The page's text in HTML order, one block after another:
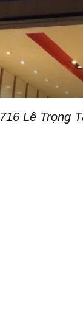
716 Lê Trọng